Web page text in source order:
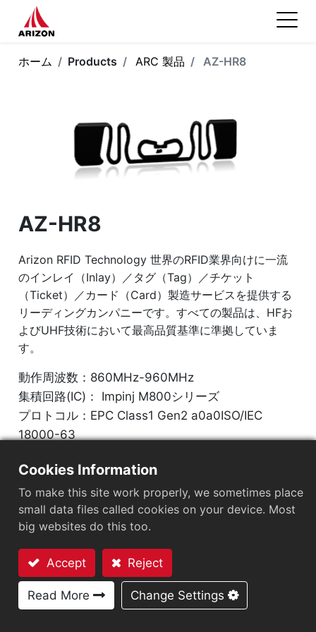
ホーム Products ARC 製品 AZ-HR8
AZ-HR8
Arizon RFID Technology 世界のRFID業界向けに一流
のインレイ（Inlay）／タグ（Tag）／チケット
（Ticket）／カード（Card）製造サービスを提供する
リーディングカンパニーです。すべての製品は、HFお
よびUHF技術において最高品質基準に準拠していま
す。
動作周波数：860MHz-960MHz
集積回路(IC)： Impinj M800シリーズ
プロトコル：EPC Class1 Gen2 a0a0ISO/IEC
18000-63
ARC認証
チップ：Impinj M800 Series
アンテナサイズ（mm）：70x14
EPCメモリ：128 bits/96 bits
User Memory 0/32 bits
お問い合わせ
Cookies Information
To make this site work properly, we sometimes place
small data files called cookies on your device. Most
big websites do this too.
Accept Reject
Read More Change Settings